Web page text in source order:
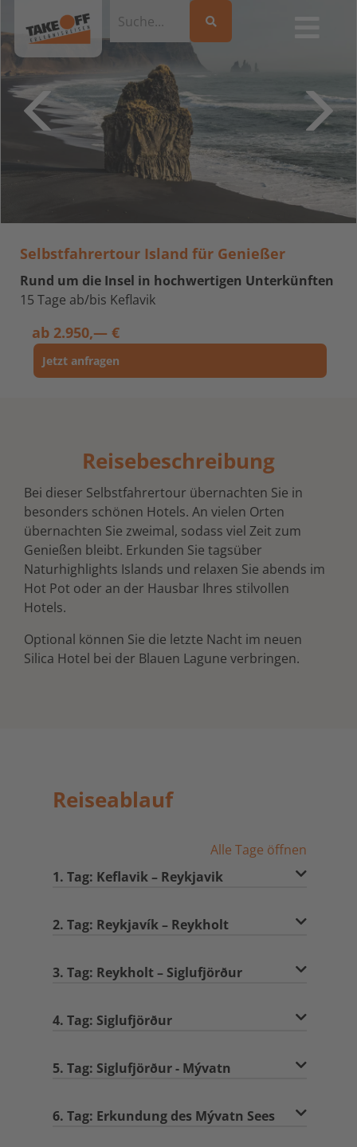
Selbstfahrertour Island für Genießer
Rund um die Insel in hochwertigen Unterkünften
15 Tage ab/bis Keflavik
ab 2.950,— €
Jetzt anfragen
Reisebeschreibung
Bei dieser Selbstfahrertour übernachten Sie in
besonders schönen Hotels. An vielen Orten
übernachten Sie zweimal, sodass viel Zeit zum
Genießen bleibt. Erkunden Sie tagsüber
Naturhighlights Islands und relaxen Sie abends im
Hot Pot oder an der Hausbar Ihres stilvollen
Hotels.
Optional können Sie die letzte Nacht im neuen
Silica Hotel bei der Blauen Lagune verbringen.
Reiseablauf
Alle Tage öffnen
1. Tag: Keflavik – Reykjavik
2. Tag: Reykjavík – Reykholt
3. Tag: Reykholt – Siglufjörður
4. Tag: Siglufjörður
5. Tag: Siglufjörður - Mývatn
6. Tag: Erkundung des Mývatn Sees